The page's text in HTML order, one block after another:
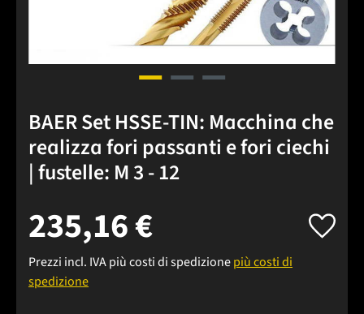
BAER Set HSSE-TIN: Macchina che
realizza fori passanti e fori ciechi
| fustelle: M 3 - 12
235,16 €
Prezzi incl. IVA più costi di spedizionepiù costi di
spedizione